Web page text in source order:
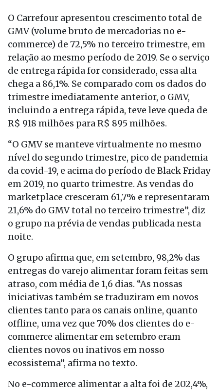
O Carrefour apresentou crescimento total de
GMV (volume bruto de mercadorias no e-
commerce) de 72,5% no terceiro trimestre, em
relação ao mesmo período de 2019. Se o serviço
de entrega rápida for considerado, essa alta
chega a 86,1%. Se comparado com os dados do
trimestre imediatamente anterior, o GMV,
incluindo a entrega rápida, teve leve queda de
R$ 918 milhões para R$ 895 milhões.
“O GMV se manteve virtualmente no mesmo
nível do segundo trimestre, pico de pandemia
da covid-19, e acima do período de Black Friday
em 2019, no quarto trimestre. As vendas do
marketplace cresceram 61,7% e representaram
21,6% do GMV total no terceiro trimestre”, diz
o grupo na prévia de vendas publicada nesta
noite.
O grupo afirma que, em setembro, 98,2% das
entregas do varejo alimentar foram feitas sem
atraso, com média de 1,6 dias. “As nossas
iniciativas também se traduziram em novos
clientes tanto para os canais online, quanto
offline, uma vez que 70% dos clientes do e-
commerce alimentar em setembro eram
clientes novos ou inativos em nosso
ecossistema”, afirma no texto.
No e-commerce alimentar a alta foi de 202,4%,